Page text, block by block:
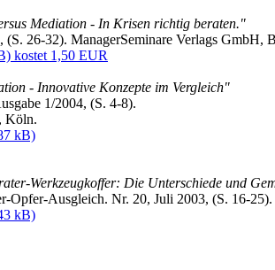
Mediation - In Krisen richtig beraten."
26-32). ManagerSeminare Verlags GmbH,
kostet 1,50 EUR
- Innovative Konzepte im Vergleich"
1/2004, (S. 4-8).
Köln.
kB)
Werkzeugkoffer: Die Unterschiede und
Opfer-Ausgleich. Nr. 20, Juli 2003, (S. 16-
kB)